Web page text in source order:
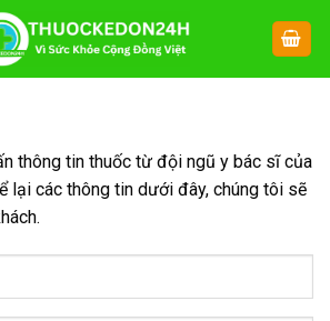
thông tin thuốc từ đội ngũ y bác sĩ của
lại các thông tin dưới đây, chúng tôi sẽ